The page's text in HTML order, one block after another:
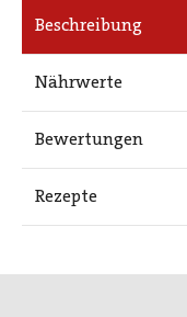
Beschreibung
Nährwerte
Bewertungen
Rezepte